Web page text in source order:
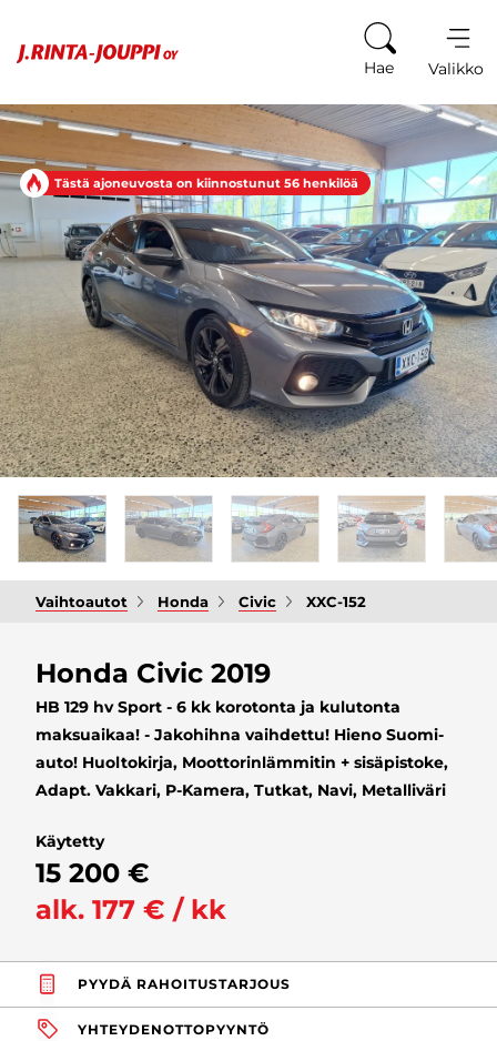
Hae Valikko
Tästä ajoneuvosta on kiinnostunut 56 henkilöä
Vaihtoautot Honda Civic XXC-152
Honda Civic 2019
HB 129 hv Sport - 6 kk korotonta ja kulutonta
maksuaikaa! - Jakohihna vaihdettu! Hieno Suomi-
auto! Huoltokirja, Moottorinlämmitin + sisäpistoke,
Adapt. Vakkari, P-Kamera, Tutkat, Navi, Metalliväri
Käytetty
15 200 €
alk. 177 € / kk
PYYDÄ RAHOITUSTARJOUS
YHTEYDENOTTOPYYNTÖ